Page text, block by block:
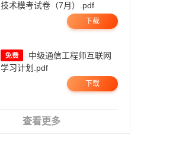
技术模考试卷（7月）.pdf
下载
学习计划.pdf
下载
查看更多